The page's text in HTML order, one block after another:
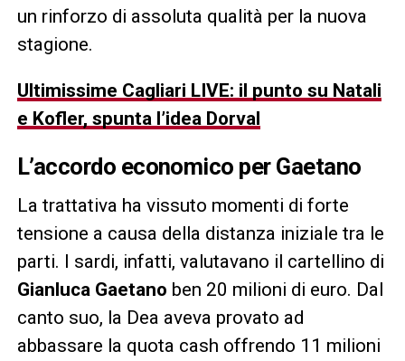
un rinforzo di assoluta qualità per la nuova
stagione.
Ultimissime Cagliari LIVE: il punto su Natali
e Kofler, spunta l’idea Dorval
L’accordo economico per Gaetano
La trattativa ha vissuto momenti di forte
tensione a causa della distanza iniziale tra le
parti. I sardi, infatti, valutavano il cartellino di
Gianluca Gaetano ben 20 milioni di euro. Dal
canto suo, la Dea aveva provato ad
abbassare la quota cash offrendo 11 milioni